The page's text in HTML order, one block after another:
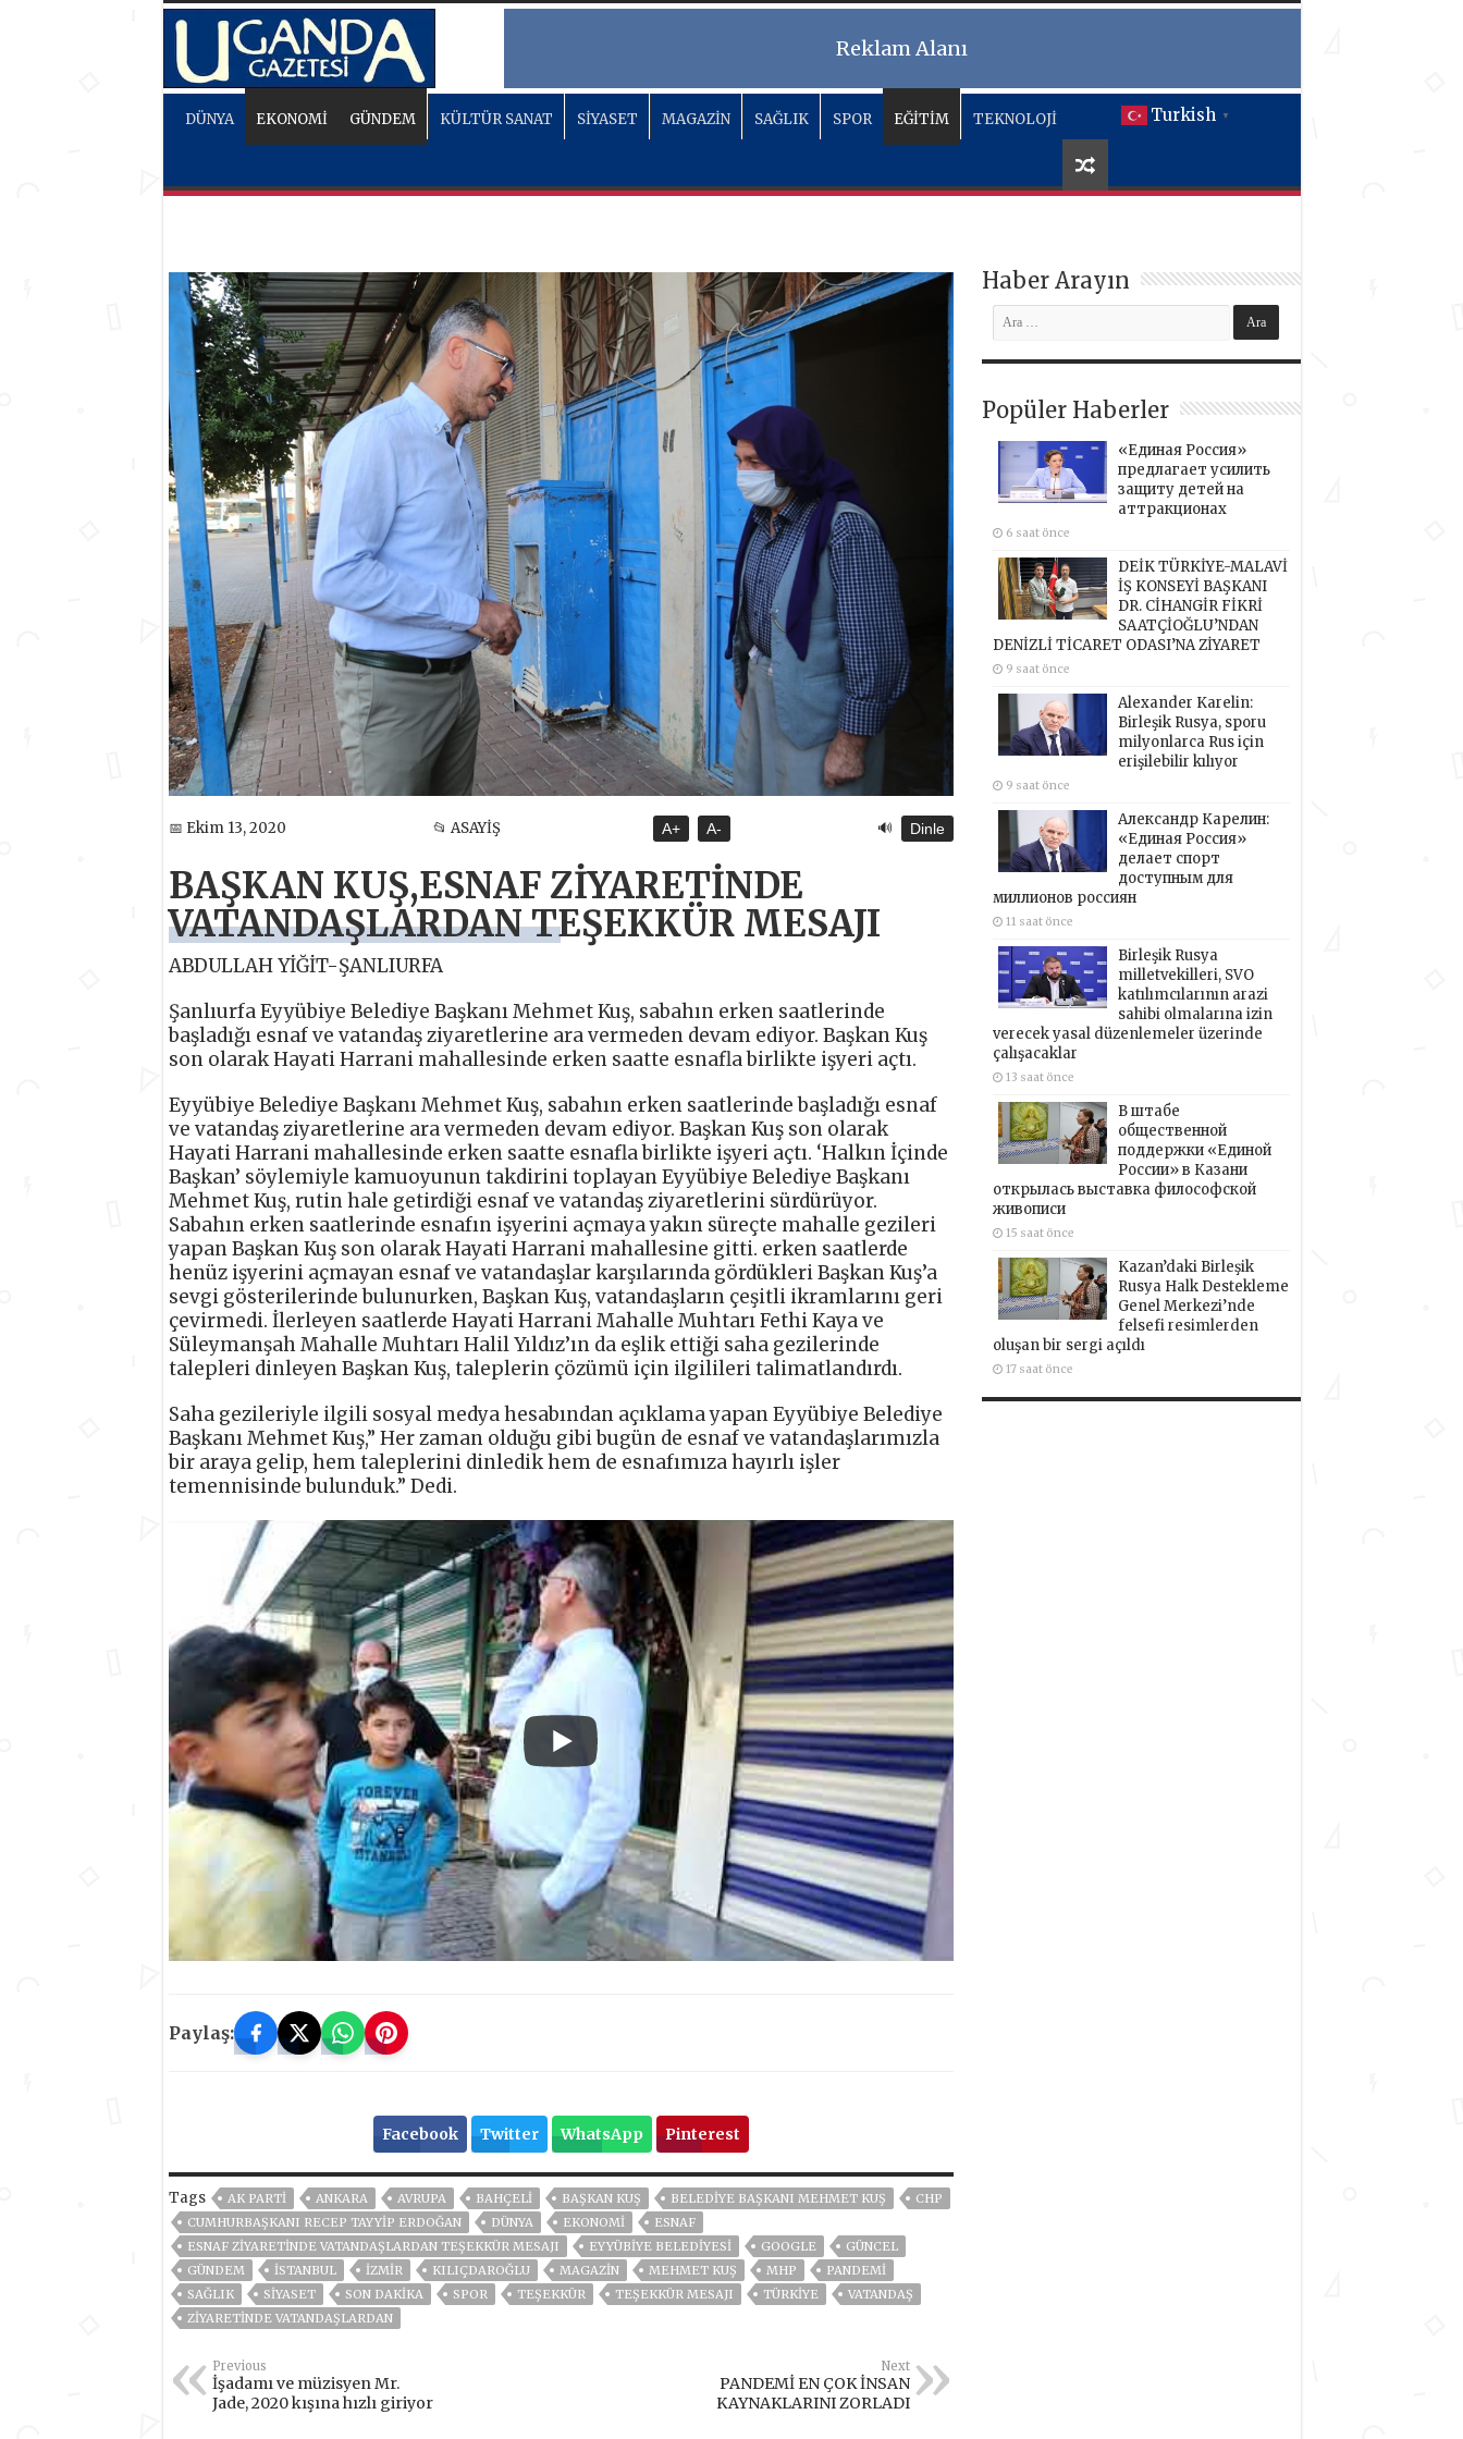
Reklam Alanı
Turkish ▼
DÜNYA EKONOMİ GÜNDEM KÜLTÜR SANAT SİYASET MAGAZİN SAĞLIK SPOR EĞİTİM TEKNOLOJİ
📅 Ekim 13, 2020 📂 ASAYİŞ A+ A- 🔊 Dinle
BAŞKAN KUŞ,ESNAF ZİYARETİNDE
VATANDAŞLARDAN TEŞEKKÜR MESAJI
ABDULLAH YİĞİT-ŞANLIURFA
Şanlıurfa Eyyübiye Belediye Başkanı Mehmet Kuş, sabahın erken saatlerinde
başladığı esnaf ve vatandaş ziyaretlerine ara vermeden devam ediyor. Başkan Kuş
son olarak Hayati Harrani mahallesinde erken saatte esnafla birlikte işyeri açtı.
Eyyübiye Belediye Başkanı Mehmet Kuş, sabahın erken saatlerinde başladığı esnaf
ve vatandaş ziyaretlerine ara vermeden devam ediyor. Başkan Kuş son olarak
Hayati Harrani mahallesinde erken saatte esnafla birlikte işyeri açtı. ‘Halkın İçinde
Başkan’ söylemiyle kamuoyunun takdirini toplayan Eyyübiye Belediye Başkanı
Mehmet Kuş, rutin hale getirdiği esnaf ve vatandaş ziyaretlerini sürdürüyor.
Sabahın erken saatlerinde esnafın işyerini açmaya yakın süreçte mahalle gezileri
yapan Başkan Kuş son olarak Hayati Harrani mahallesine gitti. erken saatlerde
henüz işyerini açmayan esnaf ve vatandaşlar karşılarında gördükleri Başkan Kuş’a
sevgi gösterilerinde bulunurken, Başkan Kuş, vatandaşların çeşitli ikramlarını geri
çevirmedi. İlerleyen saatlerde Hayati Harrani Mahalle Muhtarı Fethi Kaya ve
Süleymanşah Mahalle Muhtarı Halil Yıldız’ın da eşlik ettiği saha gezilerinde
talepleri dinleyen Başkan Kuş, taleplerin çözümü için ilgilileri talimatlandırdı.
Saha gezileriyle ilgili sosyal medya hesabından açıklama yapan Eyyübiye Belediye
Başkanı Mehmet Kuş,” Her zaman olduğu gibi bugün de esnaf ve vatandaşlarımızla
bir araya gelip, hem taleplerini dinledik hem de esnafımıza hayırlı işler
temennisinde bulunduk.” Dedi.
Paylaş:
Facebook Twitter WhatsApp Pinterest
Tags AK PARTİ ANKARA AVRUPA BAHÇELİ BAŞKAN KUŞ BELEDİYE BAŞKANI MEHMET KUŞ
CHP
CUMHURBAŞKANI RECEP TAYYIP ERDOĞAN
DÜNYA EKONOMİ
ESNAF
ESNAF ZİYARETİNDE VATANDAŞLARDAN TEŞEKKÜR MESAJI
EYYÜBİYE BELEDİYESİ GOOGLE
GÜNCEL
GÜNDEM
ISTANBUL İZMIR KILIÇDAROĞLU MAGAZİN MEHMET KUŞ MHP
PANDEMİ
SAĞLIK
SİYASET SON DAKIKA SPOR TEŞEKKÜR TEŞEKKÜR MESAJI TÜRKİYE
VATANDAŞ
ZİYARETİNDE VATANDAŞLARDAN
Previous
İşadamı ve müzisyen Mr.
Jade, 2020 kışına hızlı giriyor
Next
PANDEMİ EN ÇOK İNSAN
KAYNAKLARINI ZORLADI
Haber Arayın
Popüler Haberler
«Единая Россия»
предлагает усилить
защиту детей на
аттракционах
6 saat önce
DEİK TÜRKİYE-MALAVİ
İŞ KONSEYİ BAŞKANI
DR. CİHANGİR FİKRİ
SAATÇİOĞLU’NDAN
DENİZLİ TİCARET ODASI’NA ZİYARET
9 saat önce
Alexander Karelin:
Birleşik Rusya, sporu
milyonlarca Rus için
erişilebilir kılıyor
9 saat önce
Александр Карелин:
«Единая Россия»
делает спорт
доступным для
миллионов россиян
11 saat önce
Birleşik Rusya
milletvekilleri, SVO
katılımcılarının arazi
sahibi olmalarına izin
verecek yasal düzenlemeler üzerinde
çalışacaklar
13 saat önce
В штабе
общественной
поддержки «Единой
России» в Казани
открылась выставка философской
живописи
15 saat önce
Kazan’daki Birleşik
Rusya Halk Destekleme
Genel Merkezi’nde
felsefi resimlerden
oluşan bir sergi açıldı
17 saat önce